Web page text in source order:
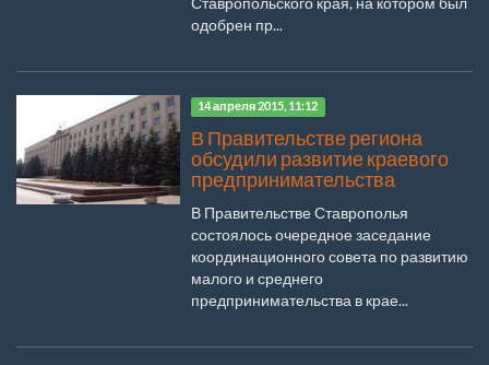
одобрен пр...
14 апреля 2015, 11:12
В Правительстве региона
обсудили развитие краевого
предпринимательства
В Правительстве Ставрополья
состоялось очередное заседание
координационного совета по развитию
малого и среднего
предпринимательства в крае...